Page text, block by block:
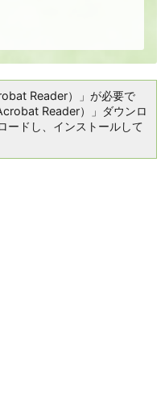
Reader）」が必要で
Reader）」ダウンロ
ードし、インストールして